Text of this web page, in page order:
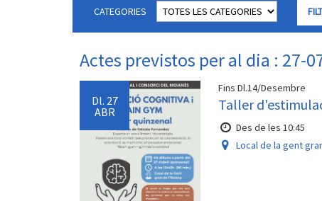
CATEGORIES
Actes previstos per al dia : 27-
Dl. 27
ABR
Fins Dl.14/Desembre
Taller
Des de les 10:45
Local de la gent